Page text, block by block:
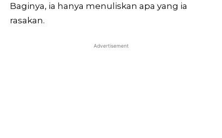
Baginya, ia hanya menuliskan apa yang ia
rasakan.
Advertisement